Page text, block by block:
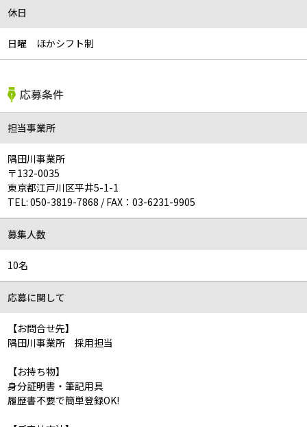
休日
日曜 ほかシフト制
応募条件
担当事業所
隅田川事業所
〒132-0035
東京都江戸川区平井5-1-1
TEL:050-3819-7868 /FAX：03-6231-9905
募集人数
10名
応募に関して
【お問合せ先】
隅田川事業所 採用担当
【お持ち物】
身分証明書・筆記用具
履歴書不要で簡単登録OK!